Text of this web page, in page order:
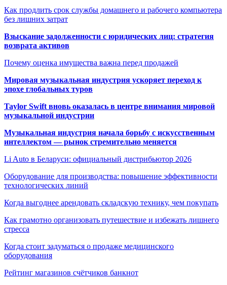
Как продлить срок службы домашнего и рабочего компьютера
без лишних затрат
Взыскание задолженности с юридических лиц: стратегия
возврата активов
Почему оценка имущества важна перед продажей
Мировая музыкальная индустрия ускоряет переход к
эпохе глобальных туров
Taylor Swift вновь оказалась в центре внимания мировой
музыкальной индустрии
Музыкальная индустрия начала борьбу с искусственным
интеллектом — рынок стремительно меняется
Li Auto в Беларуси: официальный дистрибьютор 2026
Оборудование для производства: повышение эффективности
технологических линий
Когда выгоднее арендовать складскую технику, чем покупать
Как грамотно организовать путешествие и избежать лишнего
стресса
Когда стоит задуматься о продаже медицинского
оборудования
Рейтинг магазинов счётчиков банкнот